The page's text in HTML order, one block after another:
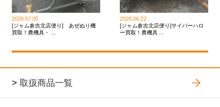
2026.07.05
[ジャム倉吉北店便り] あぜぬり機
買取！農機具・ ...
2026.06.22
[ジャム倉吉北店便り]サイバーハロ
ー買取！農機具 ...
> 取扱商品一覧